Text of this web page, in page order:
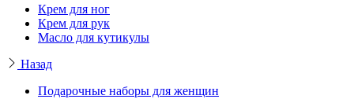
Крем для ног
Крем для рук
Масло для кутикулы
Назад
Подарочные наборы для женщин